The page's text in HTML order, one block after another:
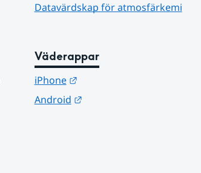
Datavärdskap för atmosfärkemi
Väderappar
iPhone
Länk till annan webbplats.
Android
Länk till annan webbplats.